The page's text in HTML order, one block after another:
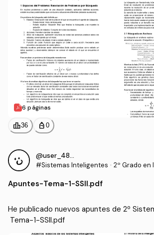
6 páginas
leaderboard36 personal_bag 0
@user_4837713
#Sistemas Inteligentes · 2º Grado en
Apuntes-Tema-1-SSII.pdf
He publicado nuevos apuntes de 2º
Tema-1-SSII.pdf